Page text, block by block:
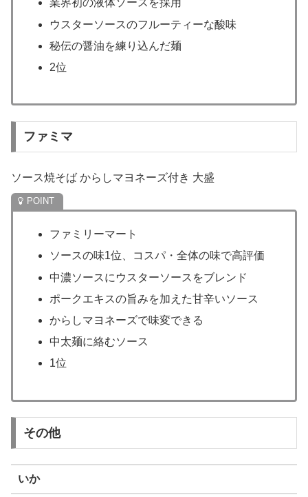
業界初の液体ソースを採用
ウスターソースのフルーティーな酸味
秘伝の醤油を練り込んだ麺
2位
ファミマ
ソース焼そば からしマヨネーズ付き 大盛
ファミリーマート
ソースの味1位、コスパ・全体の味で高評価
中濃ソースにウスターソースをブレンド
ポークエキスの旨みを加えた甘辛いソース
からしマヨネーズで味変できる
中太麺に絡むソース
1位
その他
いか